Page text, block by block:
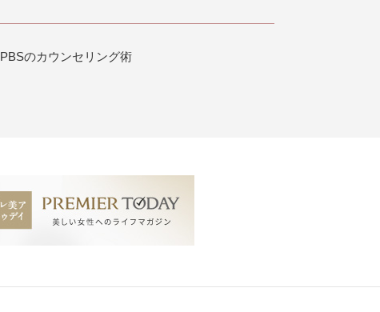
PBSのカウンセリング術